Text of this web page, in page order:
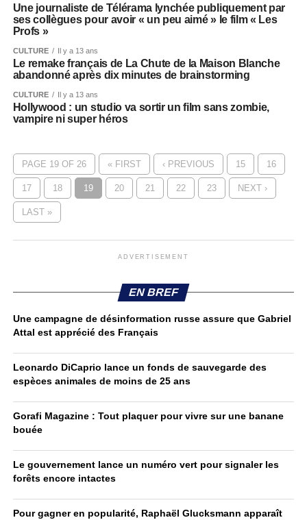
Une journaliste de Télérama lynchée publiquement par
ses collègues pour avoir « un peu aimé » le film « Les
Profs »
CULTURE Il y a 13 ans
Le remake français de La Chute de la Maison Blanche
abandonné après dix minutes de brainstorming
CULTURE Il y a 13 ans
Hollywood : un studio va sortir un film sans zombie,
vampire ni super héros
PAGE 19 OF 26 « FIRST ‹ PREVIOUS 15 16
17 18 19 20 21 22 23 NEXT ›
LAST »
ADVERTISEMENT
EN BREF
Une campagne de désinformation russe assure que Gabriel
Attal est apprécié des Français
Leonardo DiCaprio lance un fonds de sauvegarde des
espèces animales de moins de 25 ans
Gorafi Magazine : Tout plaquer pour vivre sur une banane
bouée
Le gouvernement lance un numéro vert pour signaler les
forêts encore intactes
Pour gagner en popularité, Raphaël Glucksmann apparaît